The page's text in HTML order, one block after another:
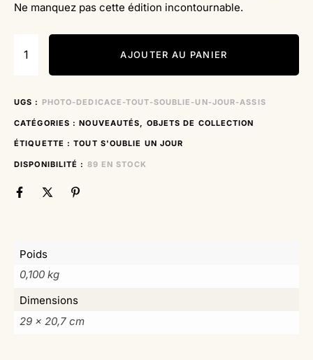
Ne manquez pas cette édition incontournable.
AJOUTER AU PANIER
UGS : PHOTO-DEDICACE-TOUT-SOUBLIE-UN-JOUR-ASSIS
CATÉGORIES :NOUVEAUTÉS, OBJETS DE COLLECTION
ÉTIQUETTE :TOUT S'OUBLIE UN JOUR
DISPONIBILITÉ : 89 EN STOCK
Poids
0,100 kg
Dimensions
29 × 20,7 cm